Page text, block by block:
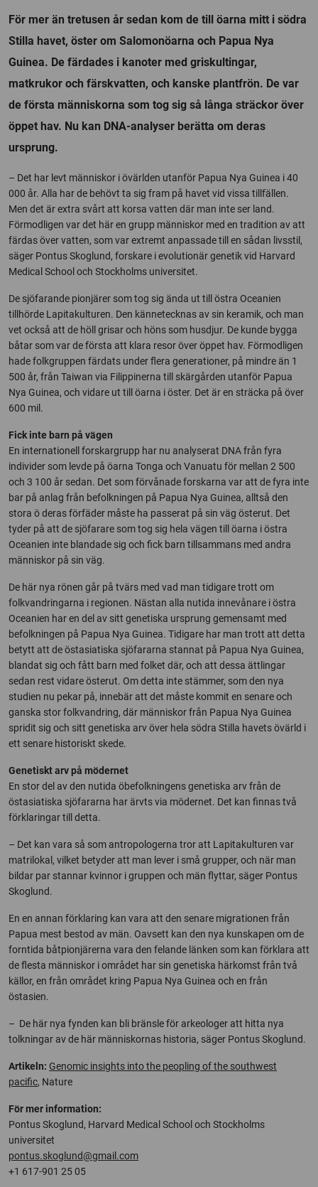
För mer än tretusen år sedan kom de till öarna mitt i södra
Stilla havet, öster om Salomonöarna och Papua Nya
Guinea. De färdades i kanoter med griskultingar,
matkrukor och färskvatten, och kanske plantfrön. De var
de första människorna som tog sig så långa sträckor över
öppet hav. Nu kan DNA-analyser berätta om deras
ursprung.
– Det har levt människor i övärlden utanför Papua Nya Guinea i 40
000 år. Alla har de behövt ta sig fram på havet vid vissa tillfällen.
Men det är extra svårt att korsa vatten där man inte ser land.
Förmodligen var det här en grupp människor med en tradition av att
färdas över vatten, som var extremt anpassade till en sådan livsstil,
säger Pontus Skoglund, forskare i evolutionär genetik vid Harvard
Medical School och Stockholms universitet.
De sjöfarande pionjärer som tog sig ända ut till östra Oceanien
tillhörde Lapitakulturen. Den kännetecknas av sin keramik, och man
vet också att de höll grisar och höns som husdjur. De kunde bygga
båtar som var de första att klara resor över öppet hav. Förmodligen
hade folkgruppen färdats under flera generationer, på mindre än 1
500 år, från Taiwan via Filippinerna till skärgården utanför Papua
Nya Guinea, och vidare ut till öarna i öster. Det är en sträcka på över
600 mil.
Fick inte barn på vägen
En internationell forskargrupp har nu analyserat DNA från fyra
individer som levde på öarna Tonga och Vanuatu för mellan 2 500
och 3 100 år sedan. Det som förvånade forskarna var att de fyra inte
bar på anlag från befolkningen på Papua Nya Guinea, alltså den
stora ö deras förfäder måste ha passerat på sin väg österut. Det
tyder på att de sjöfarare som tog sig hela vägen till öarna i östra
Oceanien inte blandade sig och fick barn tillsammans med andra
människor på sin väg.
De här nya rönen går på tvärs med vad man tidigare trott om
folkvandringarna i regionen. Nästan alla nutida innevånare i östra
Oceanien har en del av sitt genetiska ursprung gemensamt med
befolkningen på Papua Nya Guinea. Tidigare har man trott att detta
betytt att de östasiatiska sjöfararna stannat på Papua Nya Guinea,
blandat sig och fått barn med folket där, och att dessa ättlingar
sedan rest vidare österut. Om detta inte stämmer, som den nya
studien nu pekar på, innebär att det måste kommit en senare och
ganska stor folkvandring, där människor från Papua Nya Guinea
spridit sig och sitt genetiska arv över hela södra Stilla havets övärld i
ett senare historiskt skede.
Genetiskt arv på mödernet
En stor del av den nutida öbefolkningens genetiska arv från de
östasiatiska sjöfararna har ärvts via mödernet. Det kan finnas två
förklaringar till detta.
– Det kan vara så som antropologerna tror att Lapitakulturen var
matrilokal, vilket betyder att man lever i små grupper, och när man
bildar par stannar kvinnor i gruppen och män flyttar, säger Pontus
Skoglund.
En en annan förklaring kan vara att den senare migrationen från
Papua mest bestod av män. Oavsett kan den nya kunskapen om de
forntida båtpionjärerna vara den felande länken som kan förklara att
de flesta människor i området har sin genetiska härkomst från två
källor, en från området kring Papua Nya Guinea och en från
östasien.
– De här nya fynden kan bli bränsle för arkeologer att hitta nya
tolkningar av de här människornas historia, säger Pontus Skoglund.
Artikeln: Genomic insights into the peopling of the southwest
pacific, Nature
För mer information:
Pontus Skoglund, Harvard Medical School och Stockholms
universitet
pontus.skoglund@gmail.com
+1 617-901 25 05